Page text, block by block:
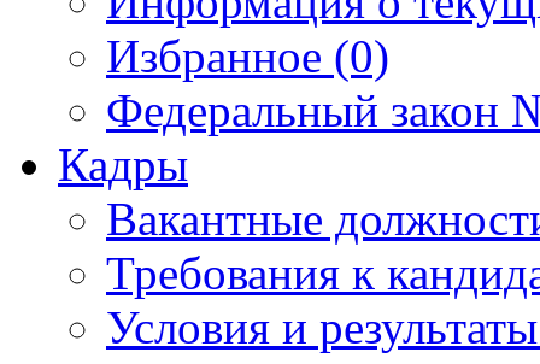
Избранное (0)
Федеральный закон
Кадры
Вакантные
Требования к
Условия и